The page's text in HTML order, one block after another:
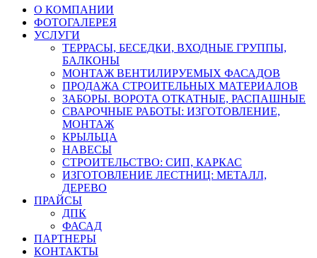
О КОМПАНИИ
ФОТОГАЛЕРЕЯ
УСЛУГИ
ТЕРРАСЫ, БЕСЕДКИ, ВХОДНЫЕ ГРУППЫ,
БАЛКОНЫ
МОНТАЖ ВЕНТИЛИРУЕМЫХ ФАСАДОВ
ПРОДАЖА СТРОИТЕЛЬНЫХ МАТЕРИАЛОВ
ЗАБОРЫ. ВОРОТА ОТКАТНЫЕ, РАСПАШНЫЕ
СВАРОЧНЫЕ РАБОТЫ: ИЗГОТОВЛЕНИЕ,
МОНТАЖ
КРЫЛЬЦА
НАВЕСЫ
СТРОИТЕЛЬСТВО: СИП, КАРКАС
ИЗГОТОВЛЕНИЕ ЛЕСТНИЦ: МЕТАЛЛ,
ДЕРЕВО
ПРАЙСЫ
ДПК
ФАСАД
ПАРТНЕРЫ
КОНТАКТЫ